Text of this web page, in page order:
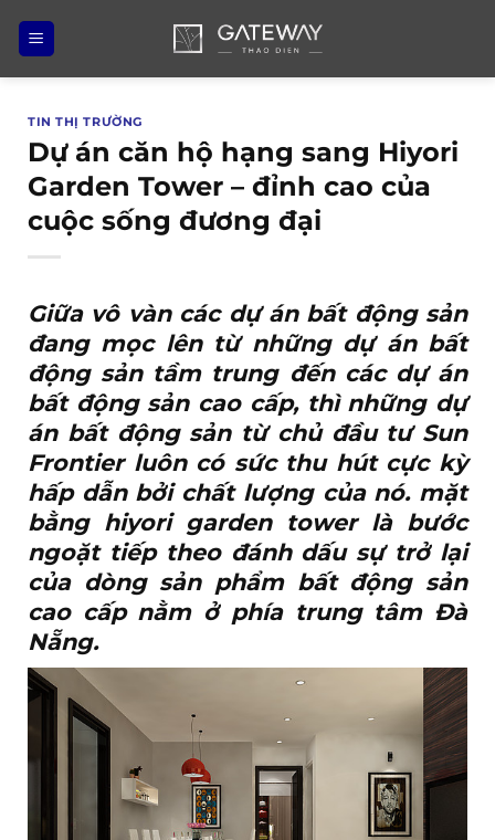
qua
nội
TIN THỊ TRƯỜNG
Dự án căn hộ hạng sang Hiyori
Garden Tower – đỉnh cao của
cuộc sống đương đại
Giữa vô vàn các dự án bất động sản
đang mọc lên từ những dự án bất
động sản tầm trung đến các dự án
bất động sản cao cấp, thì những dự
án bất động sản từ chủ đầu tư Sun
Frontier luôn có sức thu hút cực kỳ
hấp dẫn bởi chất lượng của nó. mặt
bằng hiyori garden towerlà bước
ngoặt tiếp theo đánh dấu sự trở lại
của dòng sản phẩm bất động sản
cao cấp nằm ở phía trung tâm Đà
Nẵng.